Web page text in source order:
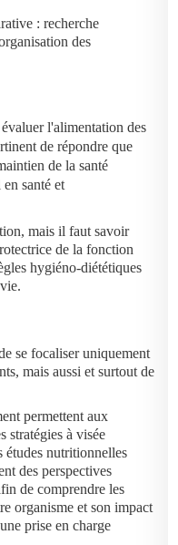
: recherche
des
l'alimentation des
de répondre que
de la santé
santé et
mais il faut savoir
de la fonction
hygiéno-diététiques
se focaliser uniquement
mais aussi et surtout de
permettent aux
stratégies à visée
études nutritionnelles
des perspectives
de comprendre les
organisme et son impact
prise en charge